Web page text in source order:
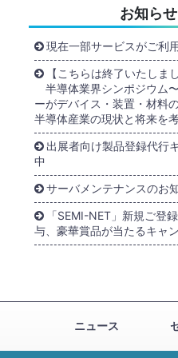
お知らせ
現在一部サービスがご利
【こちらは終了いたしま
半導体業界シンポジウム
ーがデバイス・装置・材料
半導体産業の現状と将来を
出展者向け製品登録代行
中
サーバメンテナンスのお
「SEMI-NET」新規ご登
与、豪華賞品が当たるキャ
ニュース